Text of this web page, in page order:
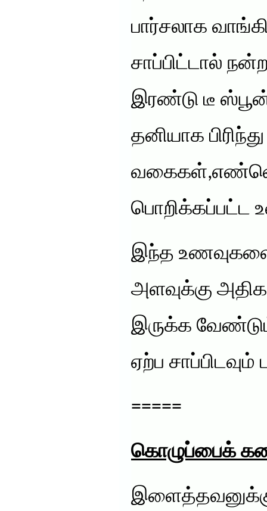
பார்சலாக
சாப்பிட்டால்
இரண்டு டீ
தனியாக
பொறிக்கப்பட்ட
இந்த உணவுகளை
அளவுக்கு
இருக்க
ஏற்ப
=====
கொழுப்பைக்